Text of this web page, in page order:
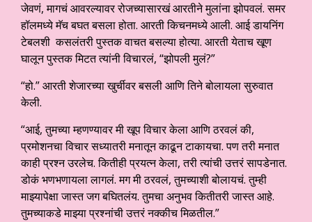
जेवणं, मागचं आवरल्यावर रोजच्यासारखं आरतीने मुलांना झोपवलं. समर
हॉलमध्ये मॅच बघत बसला होता. आरती किचनमध्ये आली. आई डायनिंग
टेबलशी कसलंतरी पुस्तक वाचत बसल्या होत्या. आरती येताच खूण
घालून पुस्तक मिटत त्यांनी विचारलं, “झोपली मुलं?”
“हो.” आरती शेजारच्या खुर्चीवर बसली आणि तिने बोलायला सुरुवात
केली.
“आई, तुमच्या म्हणण्यावर मी खूप विचार केला आणि ठरवलं की,
प्रमोशनचा विचार सध्यातरी मनातून काढून टाकायचा. पण तरी मनात
काही प्रश्न उरलेच. कितीही प्रयत्न केला, तरी त्यांची उत्तरं सापडेनात.
डोकं भणभणायला लागलं. मग मी ठरवलं, तुमच्याशी बोलायचं. तुम्ही
माझ्यापेक्षा जास्त जग बघितलंय. तुमचा अनुभव कितीतरी जास्त आहे.
तुमच्याकडे माझ्या प्रश्नांची उत्तरं नक्कीच मिळतील.”